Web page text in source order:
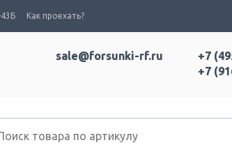
Как проехать?
+7
+7
sale@forsunki-rf.ru